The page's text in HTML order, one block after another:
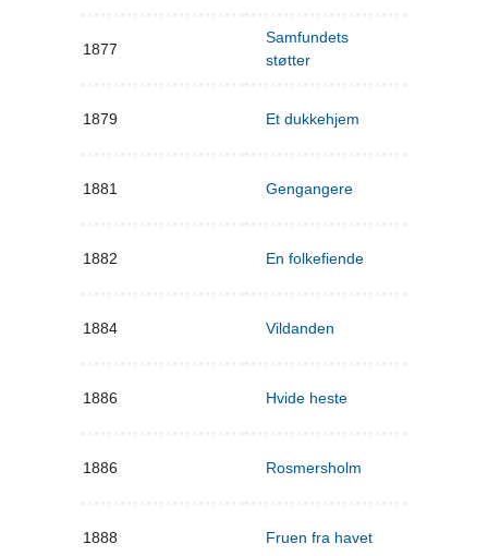
1877
Samfundets
støtter
1879 Et dukkehjem
1881 Gengangere
1882 En folkefiende
1884 Vildanden
1886 Hvide heste
1886 Rosmersholm
1888 Fruen fra havet